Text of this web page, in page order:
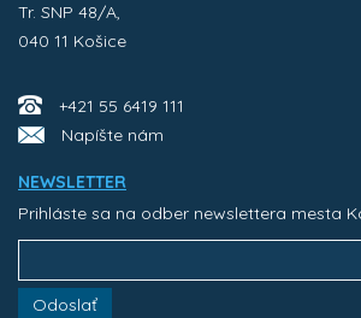
Tr. SNP 48/A,
040 11 Košice
+421 55 6419 111
Napíšte nám
NEWSLETTER
Prihláste sa na odber newslettera mesta
Odoslať